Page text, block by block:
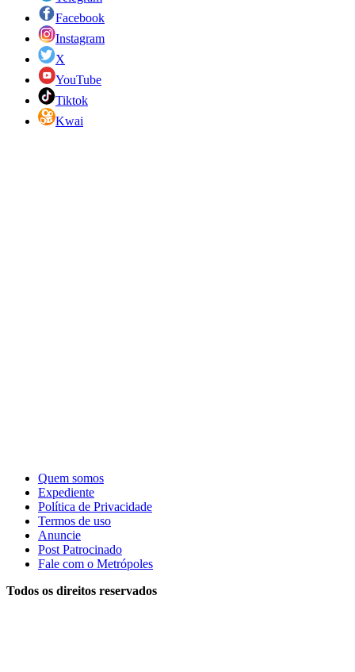
Facebook
Instagram
X
YouTube
Tiktok
Kwai
Quem somos
Expediente
Política de Privacidade
Termos de uso
Anuncie
Post Patrocinado
Fale com o Metrópoles
Todos os direitos reservados